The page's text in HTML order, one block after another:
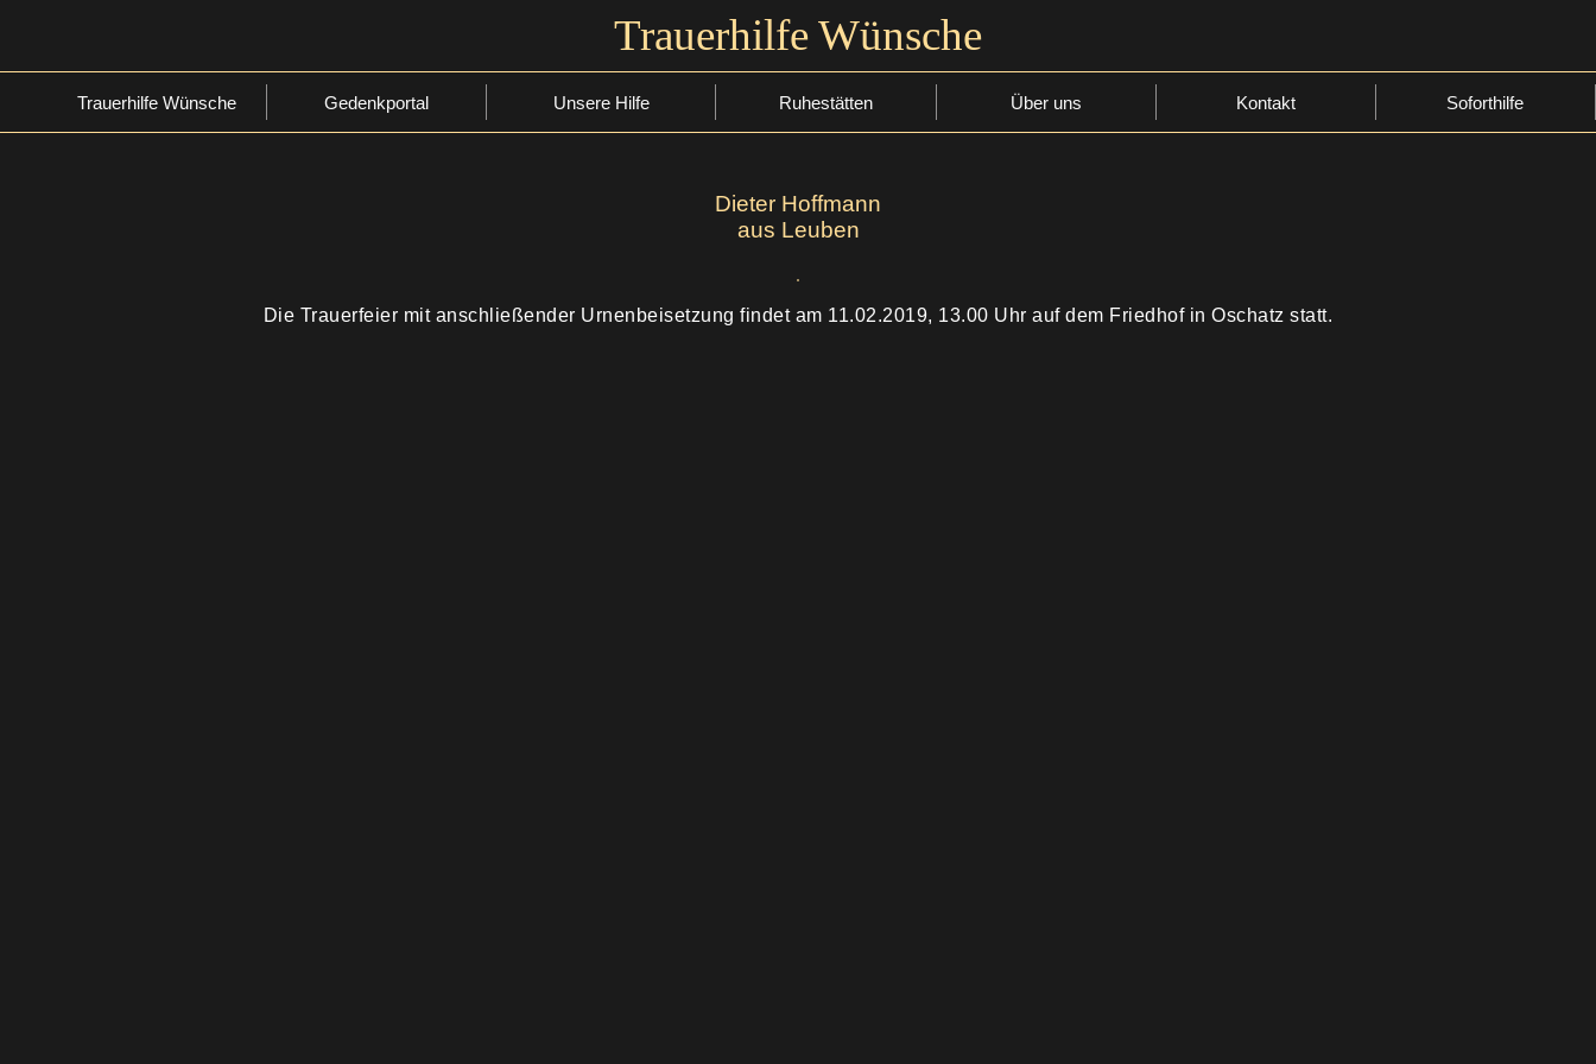
Trauerhilfe Wünsche Gedenkportal Unsere Hilfe Ruhestätten Über uns Kontakt Soforthilfe
Trauerhilfe Wünsche
Dieter Hoffmann
aus Leuben
Die Trauerfeier mit anschließender Urnenbeisetzung findet am 11.02.2019, 13.00 Uhr auf dem Friedhof in Oschatz statt.